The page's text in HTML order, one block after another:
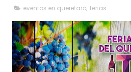
eventos en queretaro, ferias